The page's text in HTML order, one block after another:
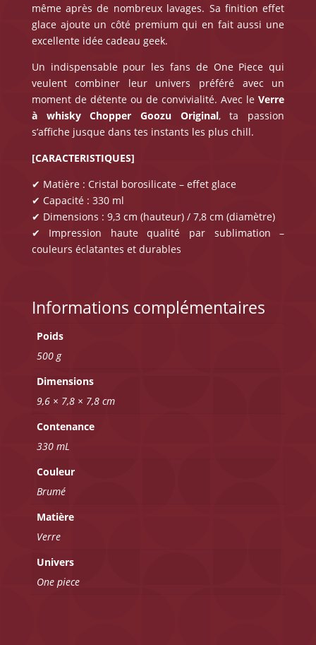
même après de nombreux lavages. Sa finition effet
glace ajoute un côté premium qui en fait aussi une
excellente idée cadeau geek.
Un indispensable pour les fans de One Piece qui
veulent combiner leur univers préféré avec un
moment de détente ou de convivialité. Avec leVerre
à whisky Chopper
Goozu Original, ta passion
s’affiche jusque dans tes instants les plus chill.
[CARACTERISTIQUES]
✔ Matière : Cristal borosilicate – effet glace
✔ Capacité : 330 ml
✔ Dimensions : 9,3 cm (hauteur) / 7,8 cm (diamètre)
✔ Impression haute qualité par sublimation –
couleurs éclatantes et durables
Informations complémentaires
Poids
500 g
Dimensions
9,6 × 7,8 × 7,8 cm
Contenance
330 mL
Couleur
Brumé
Matière
Verre
Univers
One piece